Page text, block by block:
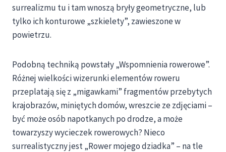
surrealizmu tu i tam wnoszą bryły geometryczne, lub
tylko ich konturowe „szkielety”, zawieszone w
powietrzu.
Podobną techniką powstały „Wspomnienia rowerowe”.
Różnej wielkości wizerunki elementów roweru
przeplatają się z „migawkami” fragmentów przebytych
krajobrazów, miniętych domów, wreszcie ze zdjęciami –
być może osób napotkanych po drodze, a może
towarzyszy wycieczek rowerowych? Nieco
surrealistyczny jest „Rower mojego dziadka” – na tle